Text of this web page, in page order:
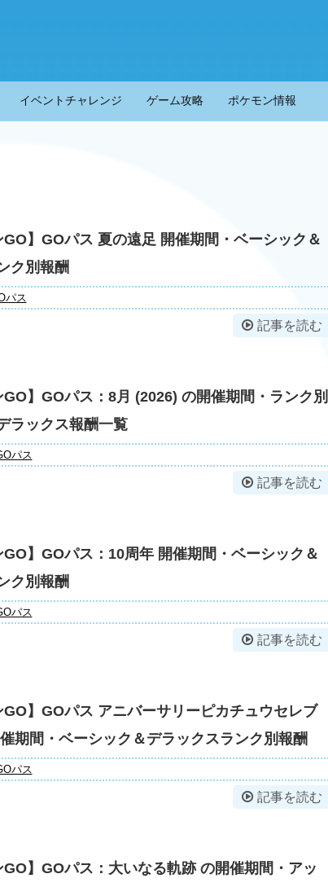
イベントチャレンジ ゲーム攻略 ポケモン情報
GO】GOパス 夏の遠足 開催期間・ベーシック＆
ク別報酬
パス
記事を読む
GO】GOパス：8月 (2026) の開催期間・ランク別
ラックス報酬一覧
パス
記事を読む
GO】GOパス：10周年 開催期間・ベーシック＆
ク別報酬
パス
記事を読む
GO】GOパス アニバーサリーピカチュウセレブ
期間・ベーシック＆デラックスランク別報酬
パス
記事を読む
GO】GOパス：大いなる軌跡 の開催期間・アッ